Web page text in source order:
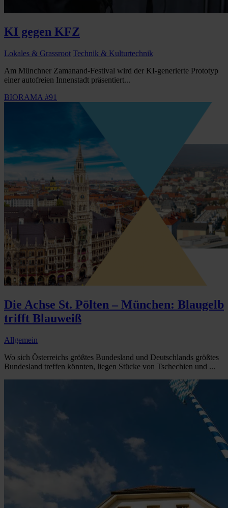
KI gegen KFZ
Lokales & Grassroot Technik & Kulturtechnik
Am Münchner Zamanand-Festival wird der KI-generierte Prototyp
einer autofreien Innenstadt präsentiert...
BIORAMA #91
Die Achse St. Pölten – München: Blaugelb
trifft Blauweiß
Allgemein
Wo sich Österreichs größtes Bundesland und Deutschlands größtes
Bundesland treffen könnten, liegen Stücke von Tschechien und ...